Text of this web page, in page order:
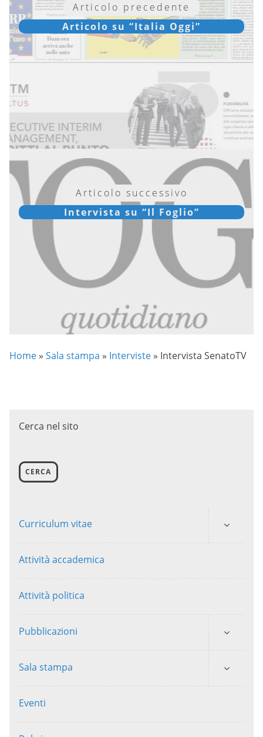
Articolo precedente
Articolo su “Italia Oggi”
Articolo successivo
Intervista su “Il Foglio”
Home » Sala stampa » Interviste » Intervista SenatoTV
Cerca nel sito
CERCA
Curriculum vitae
Attività accademica
Attività politica
Pubblicazioni
Sala stampa
Eventi